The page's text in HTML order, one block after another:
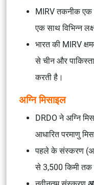
MIRV तकनीक एक
एक साथ विभिन्न
भारत की MIRV
से चीन और
करती है।
अग्नि मिसाइल
DRDO ने अग्नि
आधारित परमाणु
पहले के संस्करण
से 3,500 किमी